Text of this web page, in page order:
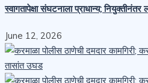
स्वागतापेक्षा संघटनाला प्राधान्य;
June 12, 2026